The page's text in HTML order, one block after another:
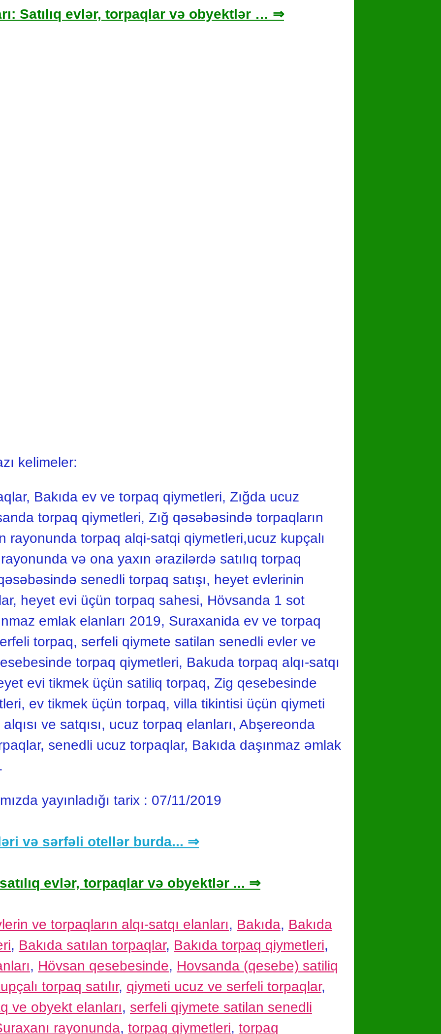
Satılıq evlər, torpaqlar və obyektlər … ⇒
kelimeler:
Bakıda ev ve torpaq qiymetleri, Zığda ucuz
torpaq qiymetleri, Zığ qəsəbəsində torpaqların
rayonunda torpaq alqi-satqi qiymetleri,ucuz kupçalı
və ona yaxın ərazilərdə satılıq torpaq
senedli torpaq satışı, heyet evlerinin
heyet evi üçün torpaq sahesi, Hövsanda 1 sot
emlak elanları 2019, Suraxanida ev ve torpaq
torpaq, serfeli qiymete satilan senedli evler ve
torpaq qiymetleri, Bakuda torpaq alqı-satqı
evi tikmek üçün satiliq torpaq, Zig qesebesinde
ev tikmek üçün torpaq, villa tikintisi üçün qiymeti
ve satqısı, ucuz torpaq elanları, Abşereonda
senedli ucuz torpaqlar, Bakıda daşınmaz əmlak
yayınladığı tarix : 07/11/2019
və sərfəli otellər burda... ⇒
evlər, torpaqlar və obyektlər ... ⇒
ve torpaqların alqı-satqı elanları, Bakıda, Bakıda
, Bakıda satılan torpaqlar, Bakıda torpaq qiymetleri,
, Hövsan qesebesinde, Hovsanda (qesebe) satiliq
torpaq satılır, qiymeti ucuz ve serfeli torpaqlar,
ve obyekt elanları, serfeli qiymete satilan senedli
rayonunda, torpaq qiymetleri, torpaq